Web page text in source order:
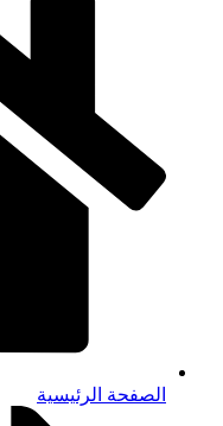
الصفحة الرئيسية